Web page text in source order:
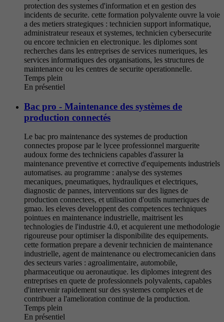
protection des systemes d'information et en gestion des
incidents de securite. cette formation polyvalente ouvre la voie
a des metiers strategiques : technicien support informatique,
administrateur reseaux et systemes, technicien cybersecurite
ou encore technicien en electronique. les diplomes sont
recherches dans les entreprises de services numeriques, les
services informatiques des organisations, les structures de
maintenance ou les centres de securite operationnelle.
Temps plein
En présentiel
Bac pro - Maintenance des systèmes de
production connectés
Le bac pro maintenance des systemes de production
connectes propose par le lycee professionnel marguerite
audoux forme des techniciens capables d'assurer la
maintenance preventive et corrective d'equipements industriels
automatises. au programme : analyse des systemes
mecaniques, pneumatiques, hydrauliques et electriques,
diagnostic de pannes, interventions sur des lignes de
production connectees, et utilisation d'outils numeriques de
gmao. les eleves developpent des competences techniques
pointues en maintenance industrielle, maitrisent les
technologies de l'industrie 4.0, et acquierent une methodologie
rigoureuse pour optimiser la disponibilite des equipements.
cette formation prepare a devenir technicien de maintenance
industrielle, agent de maintenance ou electromecanicien dans
des secteurs varies : agroalimentaire, automobile,
pharmaceutique ou aeronautique. les diplomes integrent des
entreprises en quete de professionnels polyvalents, capables
d'intervenir rapidement sur des systemes complexes et de
contribuer a l'amelioration continue de la production.
Temps plein
En présentiel